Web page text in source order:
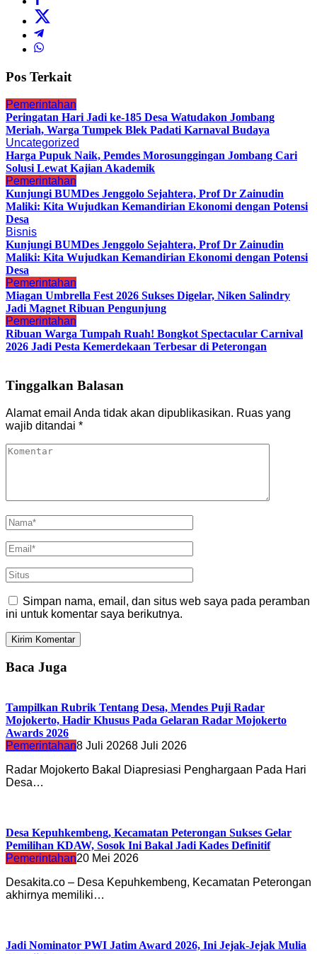
Pos Terkait
Pemerintahan
Peringatan Hari Jadi ke-185 Desa Watudakon Jombang
Meriah, Warga Tumpek Blek Padati Karnaval Budaya
Uncategorized
Harga Pupuk Naik, Pemdes Morosunggingan Jombang Cari
Solusi Lewat Kajian Akademik
Pemerintahan
Kunjungi BUMDes Jenggolo Sejahtera, Prof Dr Zainudin
Maliki: Kita Wujudkan Kemandirian Ekonomi dengan Potensi
Desa
Bisnis
Kunjungi BUMDes Jenggolo Sejahtera, Prof Dr Zainudin
Maliki: Kita Wujudkan Kemandirian Ekonomi dengan Potensi
Desa
Pemerintahan
Miagan Umbrella Fest 2026 Sukses Digelar, Niken Salindry
Jadi Magnet Ribuan Pengunjung
Pemerintahan
Ribuan Warga Tumpah Ruah! Bongkot Spectacular Carnival
2026 Jadi Pesta Kemerdekaan Terbesar di Peterongan
Tinggalkan Balasan
Alamat email Anda tidak akan dipublikasikan. Ruas yang
wajib ditandai *
Simpan nama, email, dan situs web saya pada peramban
ini untuk komentar saya berikutnya.
Baca Juga
Tampilkan Rubrik Tentang Desa, Mendes Puji Radar
Mojokerto, Hadir Khusus Pada Gelaran Radar Mojokerto
Awards 2026
Pemerintahan8 Juli 20268 Juli 2026
Radar Mojokerto Bakal Diapresiasi Penghargaan Pada Hari
Desa…
Desa Kepuhkembeng, Kecamatan Peterongan Sukses Gelar
Pemilihan KDAW, Sosok Ini Bakal Jadi Kades Definitif
Pemerintahan20 Mei 2026
Desakita.co – Desa Kepuhkembeng, Kecamatan Peterongan
akhirnya memiliki…
Jadi Nominator PWI Jatim Award 2026, Ini Jejak-Jejak Mulia